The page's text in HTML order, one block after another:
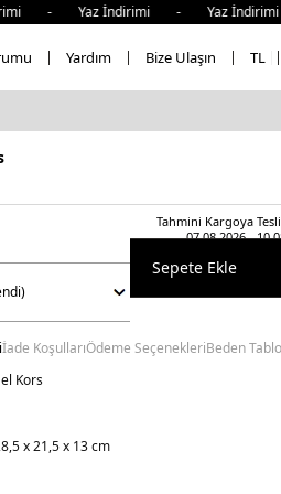
Yaz İndirimi - Yaz
Yardım Bize Ulaşın TL
Tahmini Kargoya
07.08.2026 -
Sepete Ekle
İade KoşullarıÖdeme SeçenekleriBeden
Kors
x 21,5 x 13 cm